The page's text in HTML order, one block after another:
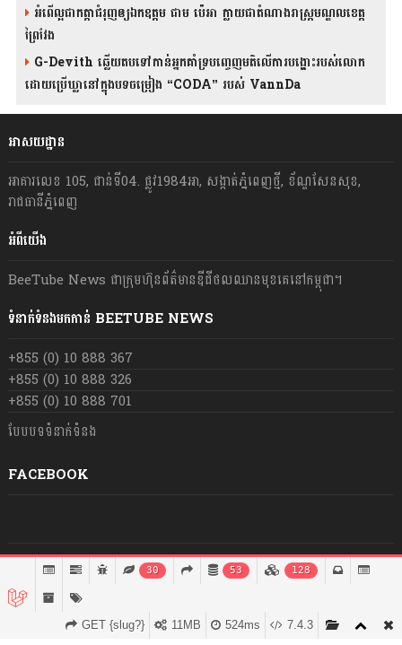
អំពើល្អជាកត្តាជំរុញឲ្យឯកឧត្តម ជាម ប៉េអា ក្លាយជាតំណាងរាស្ត្រមណ្ឌលខេត្ត
ព្រៃវែង
G-Devith ឆ្លើយតបទៅកាន់អ្នកគាំទ្របញ្ចេញមតិលើការបង្ហោះរបស់លោក
ដោយប្រើឃ្លានៅក្នុងបទចម្រៀង “CODA” រ​​​បស់ VannDa
អាសយដ្ឋាន
អាគារលេខ 105, ជាន់ទី04. ផ្លូវ1984អា, សង្កាត់ភ្នំពេញថ្មី, ខ័ណ្ឌសែនសុខ,
រាជធានីភ្នំពេញ
អំពីយើង
BeeTube News ជា​ក្រុមហ៊ុន​ព័ត៌មាន​ឌីជីថលឈាន​មុខ​គេ​នៅ​កម្ពុជា។
ទំនាក់ទំនងមកកាន់ BEETUBE NEWS
+855 (0) 10 888 367
+855 (0) 10 888 326
+855 (0) 10 888 701
បែបបទទំនាក់ទំនង
FACEBOOK
© រក្សា​សិទ្ធិ​គ្រប់​យ៉ាង​ដោយ​ BeeTube News ឆ្នាំ​២០២១
30 53 128
7.4.3
524ms
11MB
GET {slug?}